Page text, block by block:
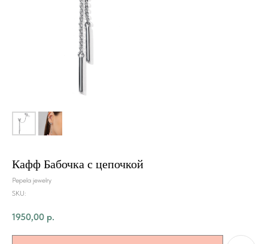
Кафф Бабочка с цепочкой
Pepela jewelry
SKU:
1950,00 р.